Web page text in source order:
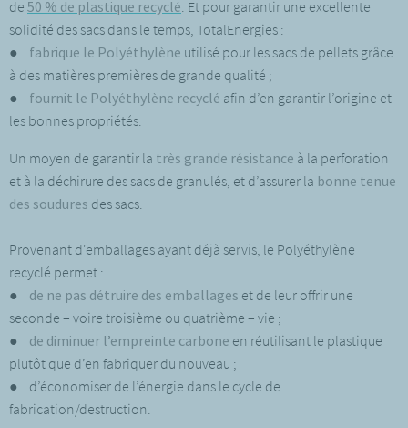
de 50 % de plastique recyclé. Et pour garantir une excellente
solidité des sacs dans le temps, TotalEnergies :
● fabrique le Polyéthylène utilisé pour les sacs de pellets grâce
à des matières premières de grande qualité ;
● fournit le Polyéthylène recyclé afin d’en garantir l’origine et
les bonnes propriétés.
Un moyen de garantir la très grande résistance à la perforation
et à la déchirure des sacs de granulés, et d’assurer la bonne tenue
des soudures des sacs.
Provenant d'emballages ayant déjà servis, le Polyéthylène
recyclé permet :
● de ne pas détruire des emballages et de leur offrir une
seconde – voire troisième ou quatrième – vie ;
● de diminuer l’empreinte carbone en réutilisant le plastique
plutôt que d’en fabriquer du nouveau ;
● d’économiser de l’énergie dans le cycle de
fabrication/destruction.